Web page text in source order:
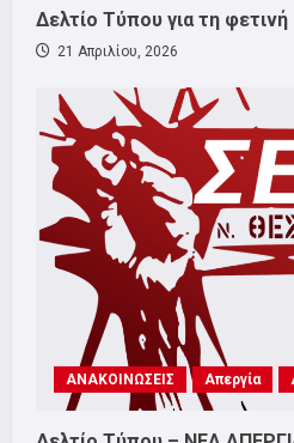
Δελτίο Τύπου για τη
21 Απριλίου, 2026
ΑΝΑΚΟΙΝΩΣΕΙΣ Απεργία